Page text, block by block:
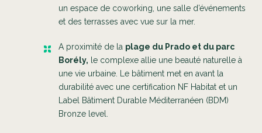
un espace de coworking, une salle d’événements
et des terrasses avec vue sur la mer.
A proximité de la plage du Prado et du parc
Borély, le complexe allie une beauté naturelle à
une vie urbaine. Le bâtiment met en avant la
durabilité avec une certification NF Habitat et un
Label Bâtiment Durable Méditerranéen (BDM)
Bronze level.